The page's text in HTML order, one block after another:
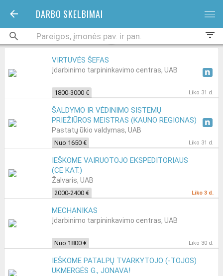
DARBO SKELBIMAI bars
filter_list
VIRTUVĖS ŠEFAS
Įdarbinimo tarpininkavimo centras, UAB
1800-3000 € Liko 31 d.
ŠALDYMO IR VĖDINIMO SISTEMŲ
PRIEŽIŪROS MEISTRAS (KAUNO REGIONAS)
Pastatų ūkio valdymas, UAB
Nuo 1650 € Liko 31 d.
IEŠKOME VAIRUOTOJO EKSPEDITORIAUS
(CE KAT.)
Žalvaris, UAB
2000-2400 € Liko 3 d.
MECHANIKAS
Įdarbinimo tarpininkavimo centras, UAB
Nuo 1800 € Liko 30 d.
IEŠKOME PATALPŲ TVARKYTOJO (-TOJOS)
UKMERGĖS G., JONAVA!